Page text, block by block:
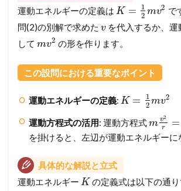
運動エネルギーの定義は K =
1
2 mv2 で
問(2)の別解で求めた v を代入するか、
して mv2 の形を作ります。
この設問における重要なポイント
運動エネルギーの定義: K =
1
2 mv2
運動方程式の活用: 運動方程式m v2
r =
を掛けると、左辺が運動エネルギーに
具体的な解説と立式
運動エネルギー K の定義式は以下の通り